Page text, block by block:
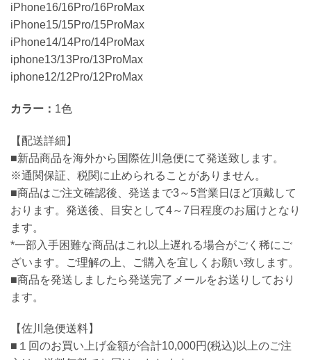
iPhone16/16Pro/16ProMax
iPhone15/15Pro/15ProMax
iPhone14/14Pro/14ProMax
iphone13/13Pro/13ProMax
iphone12/12Pro/12ProMax
カラー： 1色
【配送詳細】
■新品商品を海外から国際佐川急便にて発送致します。
※通関保証、税関に止められることがありません。
■商品はご注文確認後、発送まで3～5営業日ほど頂戴して
おります。発送後、目安として4～7日程度のお届けとなり
ます。
*一部入手困難な商品はこれ以上遅れる場合がごく稀にご
ざいます。ご理解の上、ご購入を宜しくお願い致します。
■商品を発送しましたら発送完了メールをお送りしており
ます。
【佐川急便送料】
■１回のお買い上げ金額が合計10,000円(税込)以上のご注